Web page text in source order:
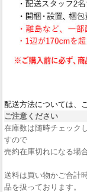
配送方法については、
ご注意ください
在庫数は随時チェック
すので
売約在庫切れになる場
送料は買い物かご合計
品を扱っております。